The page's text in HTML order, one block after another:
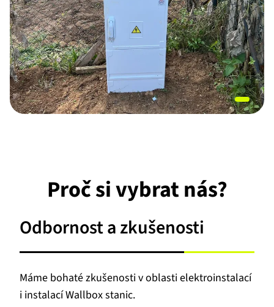
Proč si vybrat nás?
Odbornost a zkušenosti
Máme bohaté zkušenosti v oblasti elektroinstalací
i instalací Wallbox stanic.